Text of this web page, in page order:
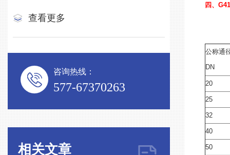
查看更多
咨询热线：
577-67370263
相关文章
四、
公称通
DN
20
25
32
40
50